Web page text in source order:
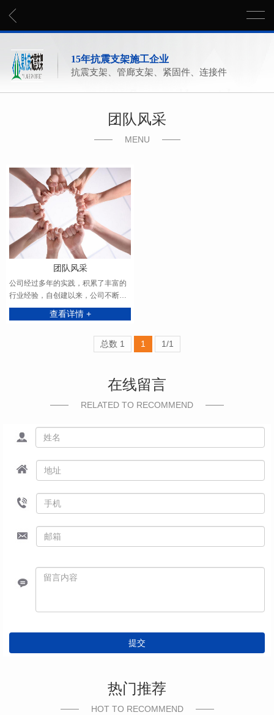
15年抗震支架施工企业
抗震支架、管廊支架、紧固件、连接件
团队风采
MENU
团队风采
公司经过多年的实践，积累了丰富的
行业经验，自创建以来，公司不断加
大与一些设计院所专业机构，相关专
家一起对机电抗震领域的科技与市场
给排水、消防喷淋、通风空调、电缆
查看详情 +
总数 1 1 1/1
在线留言
RELATED TO RECOMMEND
提交
热门推荐
HOT TO RECOMMEND